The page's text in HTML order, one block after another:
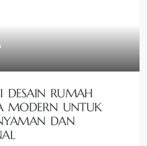
DESAIN RUMAH
MODERN UNTUK
DAN